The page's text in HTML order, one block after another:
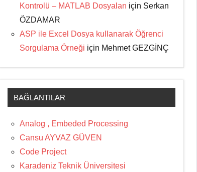
Kontrolü – MATLAB Dosyaları için Serkan
ÖZDAMAR
ASP ile Excel Dosya kullanarak Öğrenci
Sorgulama Örneği için Mehmet GEZGİNÇ
BAĞLANTILAR
Analog , Embeded Processing
Cansu AYVAZ GÜVEN
Code Project
Karadeniz Teknik Üniversitesi